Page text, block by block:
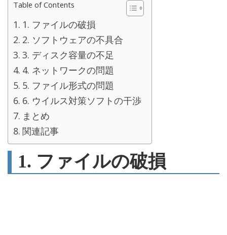
Table of Contents
1. ファイルの破損
2. ソフトウェアの不具合
3. ディスク容量の不足
4. ネットワークの問題
5. ファイル形式の問題
6. ウイルス対策ソフトの干渉
まとめ
関連記事
1. ファイルの破損